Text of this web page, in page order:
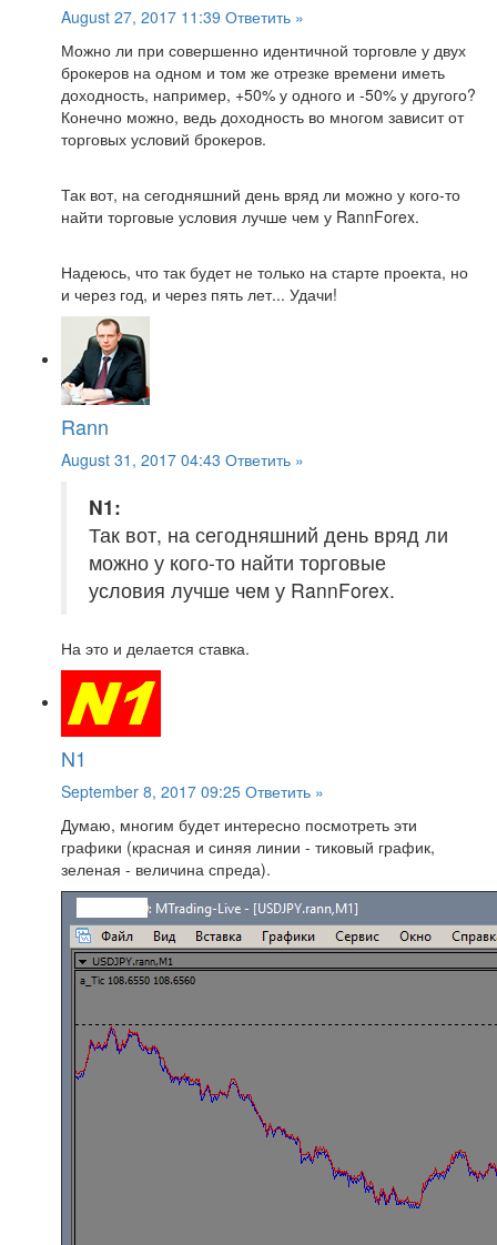
August 27, 2017 11:39 Ответить »
Можно ли при совершенно идентичной торговле у двух
брокеров на одном и том же отрезке времени иметь
доходность, например, +50% у одного и -50% у другого?
Конечно можно, ведь доходность во многом зависит от
торговых условий брокеров.
Так вот, на сегодняшний день вряд ли можно у кого-то
найти торговые условия лучше чем у RannForex.
Надеюсь, что так будет не только на старте проекта, но
и через год, и через пять лет... Удачи!
Rann
August 31, 2017 04:43 Ответить »
N1:
Так вот, на сегодняшний день вряд ли
можно у кого-то найти торговые
условия лучше чем у RannForex.
На это и делается ставка.
N1
September 8, 2017 09:25 Ответить »
Думаю, многим будет интересно посмотреть эти
графики (красная и синяя линии - тиковый график,
зеленая - величина спреда).